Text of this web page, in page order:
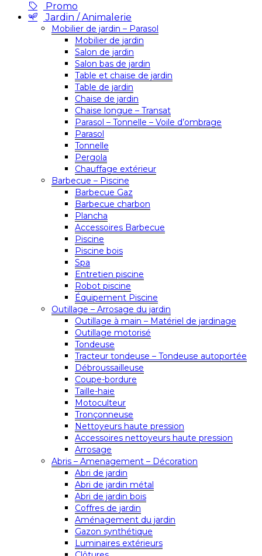
Promo
Jardin / Animalerie
Mobilier de jardin – Parasol
Mobilier de jardin
Salon de jardin
Salon bas de jardin
Table et chaise de jardin
Table de jardin
Chaise de jardin
Chaise longue – Transat
Parasol – Tonnelle – Voile d’ombrage
Parasol
Tonnelle
Pergola
Chauffage extérieur
Barbecue – Piscine
Barbecue Gaz
Barbecue charbon
Plancha
Accessoires Barbecue
Piscine
Piscine bois
Spa
Entretien piscine
Robot piscine
Équipement Piscine
Outillage – Arrosage du jardin
Outillage à main – Matériel de jardinage
Outillage motorisé
Tondeuse
Tracteur tondeuse – Tondeuse autoportée
Débroussailleuse
Coupe-bordure
Taille-haie
Motoculteur
Tronçonneuse
Nettoyeurs haute pression
Accessoires nettoyeurs haute pression
Arrosage
Abris – Amenagement – Décoration
Abri de jardin
Abri de jardin métal
Abri de jardin bois
Coffres de jardin
Aménagement du jardin
Gazon synthétique
Luminaires extérieurs